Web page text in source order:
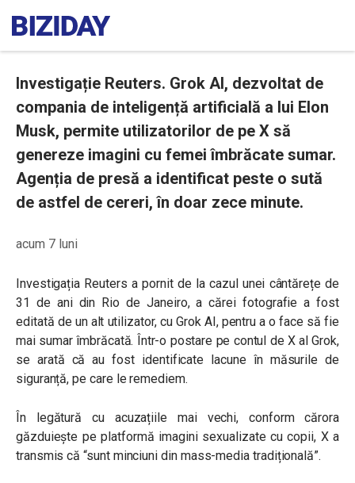
Investigație Reuters. Grok AI, dezvoltat de
compania de inteligență artificială a lui Elon
Musk, permite utilizatorilor de pe X să
genereze imagini cu femei îmbrăcate sumar.
Agenția de presă a identificat peste o sută
de astfel de cereri, în doar zece minute.
acum 7 luni
Investigația Reuters a pornit de la cazul unei cântărețe de
31 de ani din Rio de Janeiro, a cărei fotografie a fost
editată de un alt utilizator, cu Grok AI, pentru a o face să fie
mai sumar îmbrăcată. Într-o postare pe contul de X al Grok,
se arată că au fost identificate lacune în măsurile de
siguranță, pe care le remediem.
În legătură cu acuzațiile mai vechi, conform cărora
găzduiește pe platformă imagini sexualizate cu copii, X a
transmis că “sunt minciuni din mass-media tradițională”.